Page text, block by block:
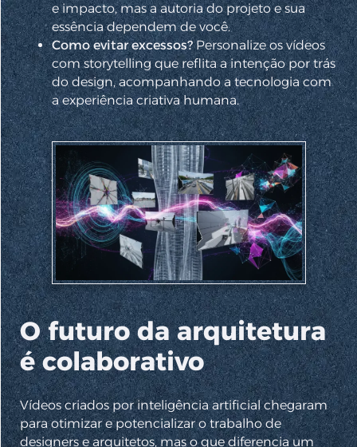
e impacto, mas a autoria do projeto e sua
essência dependem de você.
Como evitar excessos?Personalize os vídeos
com storytelling que reflita a intenção por trás
do design, acompanhando a tecnologia com
a experiência criativa humana.
O futuro da arquitetura
é colaborativo
Vídeos criados por inteligência artificial chegaram
para otimizar e potencializar o trabalho de
designers e arquitetos, mas o que diferencia um